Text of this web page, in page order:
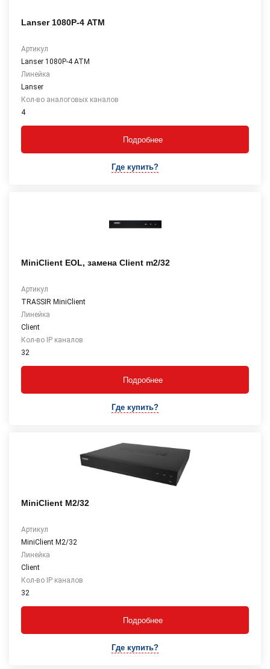
Lanser 1080P-4 АТМ
Артикул
Lanser 1080P-4 АТМ
Линейка
Lanser
Кол-во аналоговых каналов
4
Подробнее
Где купить?
MiniClient EOL, замена Client m2/32
Артикул
TRASSIR MiniClient
Линейка
Client
Кол-во IP каналов
32
Подробнее
Где купить?
MiniClient M2/32
Артикул
MiniClient M2/32
Линейка
Client
Кол-во IP каналов
32
Подробнее
Где купить?